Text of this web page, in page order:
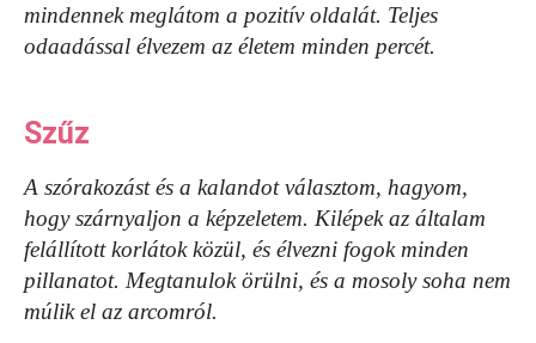
mindennek meglátom a pozitív oldalát. Teljes
odaadással élvezem az életem minden percét.
Szűz
A szórakozást és a kalandot választom, hagyom,
hogy szárnyaljon a képzeletem. Kilépek az általam
felállított korlátok közül, és élvezni fogok minden
pillanatot. Megtanulok örülni, és a mosoly soha nem
múlik el az arcomról.